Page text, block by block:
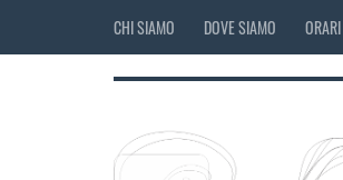
CHI SIAMO DOVE SIAMO ORARI